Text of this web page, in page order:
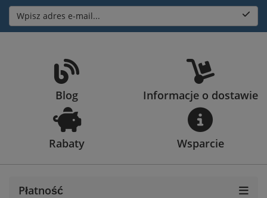
Wpisz adres e-mail...
Blog Informacje o dostawie
Rabaty Wsparcie
Płatność